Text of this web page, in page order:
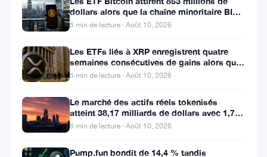
Partager
:
dollars alors que la chaîne minoritaire BIP-
110 meurt après deux
5 min de lecture · Août 10, 2026
Les ETFs liés à XRP enregistrent quatre
semaines consécutives de gains alors que
le prix teste le support à 1
5 min de lecture · Août 10, 2026
Le marché des actifs réels tokenisés
atteint 38,17 milliards de dollars avec 1,7
million de détenteurs
6 min de lecture · Août 10, 2026
Pump.fun bondit de 14,4 % tandis